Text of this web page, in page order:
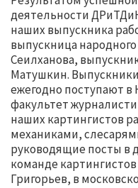
деятельности
наших выпускника
выпускница
Сеилханова,
Матушкин.
ежегодно поступают в
факультет
наших картингистов
механиками,
руководящие посты в
команде
Григорьев, в